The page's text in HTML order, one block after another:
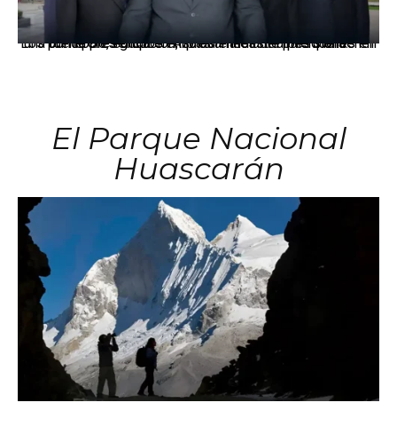
Los principales grupos empresariales del país mantienen una fuerte presencia en Áncash mediante inversiones en comercio, educación, salud e industria pesquera.
El Parque Nacional
Huascarán